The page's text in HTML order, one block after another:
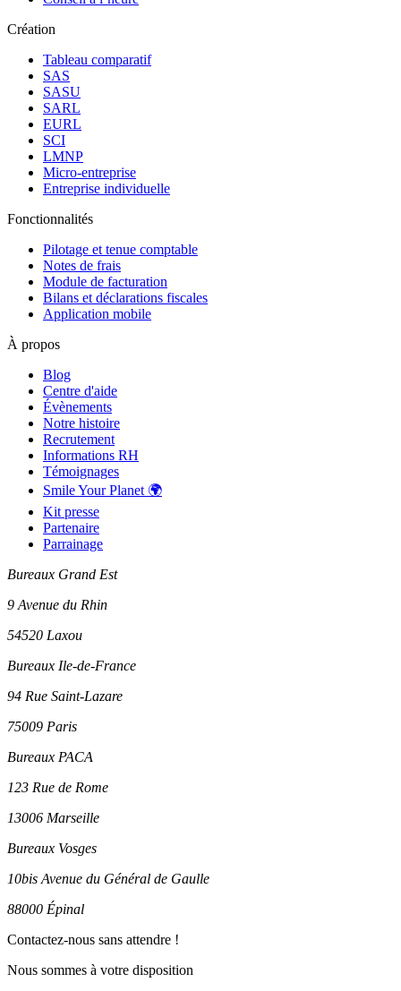
Création
Tableau comparatif
SAS
SASU
SARL
EURL
SCI
LMNP
Micro-entreprise
Entreprise individuelle
Fonctionnalités
Pilotage et tenue comptable
Notes de frais
Module de facturation
Bilans et déclarations fiscales
Application mobile
À propos
Blog
Centre d'aide
Évènements
Notre histoire
Recrutement
Informations RH
Témoignages
Smile Your Planet 🌍
Kit presse
Partenaire
Parrainage
Bureaux Grand Est
9 Avenue du Rhin
54520 Laxou
Bureaux Ile-de-France
94 Rue Saint-Lazare
75009 Paris
Bureaux PACA
123 Rue de Rome
13006 Marseille
Bureaux Vosges
10bis Avenue du Général de Gaulle
88000 Épinal
Contactez-nous sans attendre !
Nous sommes à votre disposition